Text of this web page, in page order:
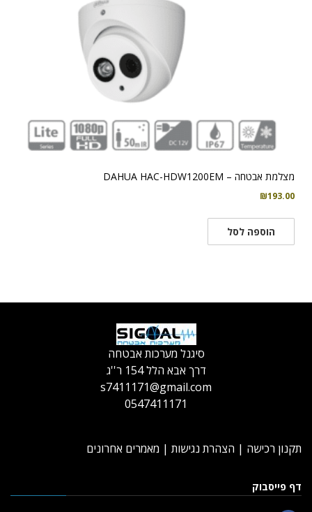
מצלמת אבטחה – DAHUA HAC-HDW1200EM
₪193.00
הוספה לסל
סיגנל מערכות אבטחה
דרך אבא הלל 154 ר''ג
s7411171@gmail.com
0547411171
תקנון רכישה | הצהרת נגישות | מאמרים אחרונים
דף פייסבוק